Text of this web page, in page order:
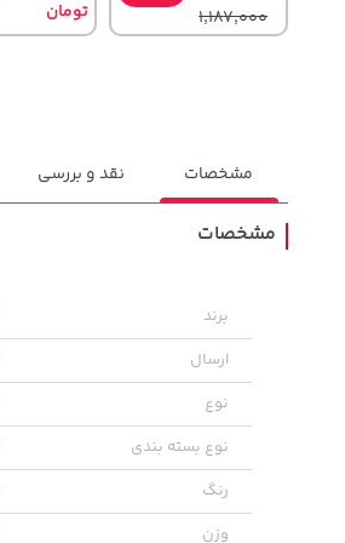
1,187,000
تومان
2,275,000
مشخصات نقد و بررسی
مشخصات
برند
ارسال
نوع
نوع بسته بندی
رنگ
وزن